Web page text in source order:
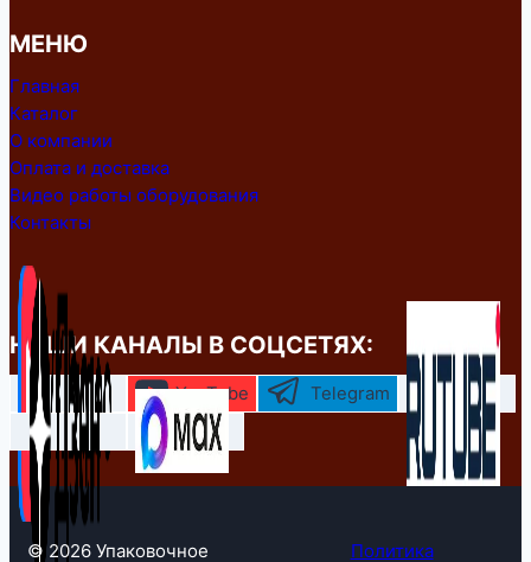
МЕНЮ
Главная
Каталог
О компании
Оплата и доставка
Видео работы оборудования
Контакты
НАШИ КАНАЛЫ В СОЦСЕТЯХ:
YouTube Telegram
© 2026 Упаковочное Политика